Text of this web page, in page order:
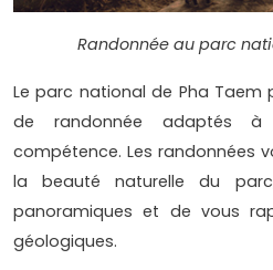
Randonnée au parc
Le parc national de Pha Taem
de randonnée adaptés à
compétence. Les randonnées
la beauté naturelle du
panoramiques et de vous
géologiques.